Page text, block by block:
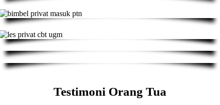
Testimoni Orang Tua